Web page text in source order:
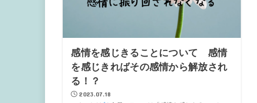
感情を感じきることについて 感情
を感じきればその感情から解放され
る！？
2023.07.18